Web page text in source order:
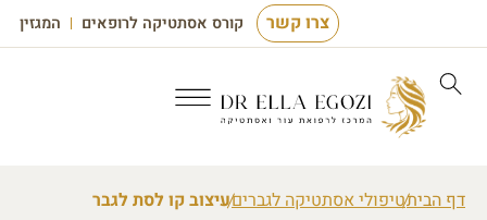
קורס אסתטיקה לרופאים המגזין צרו קשר
דף הביתטיפולי אסתטיקה לגבריםעיצוב קו לסת לגבר